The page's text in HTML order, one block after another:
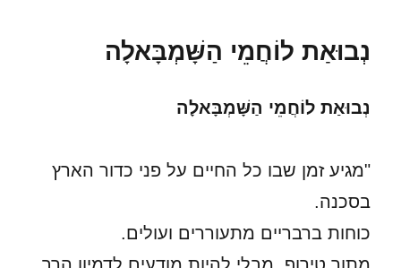
נְבוּאַת לוֹחֲמֵי הַשָּׁמְבָּאלָה
נְבוּאַת לוֹחֲמֵי הַשָּׁמְבָּאלָה
"מגיע זמן שבו כל החיים על פני כדור הארץ
בסכנה.
כוחות ברבריים מתעוררים ועולים.